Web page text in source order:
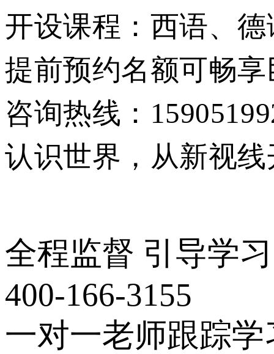
开设课程：西语、
提前预约名额可畅
咨询热线：
认识世界，从新视线
全程监督 引导学习
400-166-3155
一对一老师跟踪学